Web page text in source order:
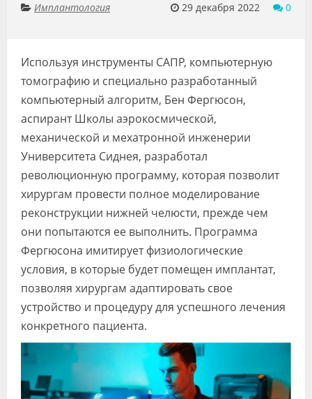
Форум
Клиники
Специалисты
Галерея
Блоги
Имплантология 29 декабря 2022 0
Используя инструменты САПР, компьютерную
томографию и специально разработанный
компьютерный алгоритм, Бен Фергюсон,
аспирант Школы аэрокосмической,
механической и мехатронной инженерии
Университета Сиднея, разработал
революционную программу, которая позволит
хирургам провести полное моделирование
реконструкции нижней челюсти, прежде чем
они попытаются ее выполнить. Программа
Фергюсона имитирует физиологические
условия, в которые будет помещен имплантат,
позволяя хирургам адаптировать свое
устройство и процедуру для успешного лечения
конкретного пациента.